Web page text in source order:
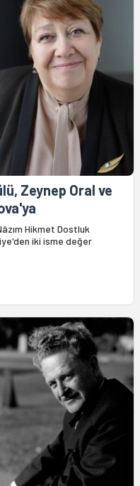
Zeynep Oral ve
Hikmet Dostluk
iki isme değer